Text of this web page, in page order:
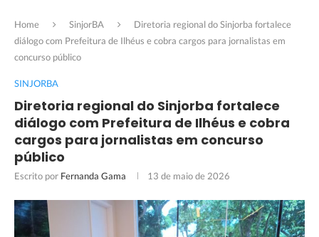
Home SinjorBA
Diretoria regional do Sinjorba fortalece
diálogo com Prefeitura de Ilhéus e cobra cargos para jornalistas em
concurso público
SINJORBA
Diretoria regional do Sinjorba fortalece
diálogo com Prefeitura de Ilhéus e cobra
cargos para jornalistas em concurso
público
Escrito por Fernanda Gama 13 de maio de 2026